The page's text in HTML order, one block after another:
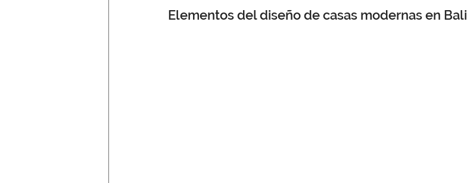
Elementos del diseño de casas modernas en Bali